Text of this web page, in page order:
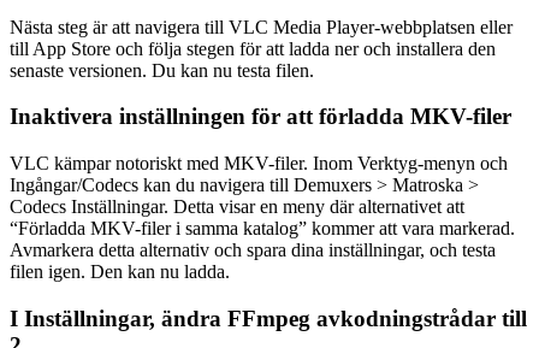
Nästa steg är att navigera till VLC Media Player-webbplatsen eller
till App Store och följa stegen för att ladda ner och installera den
senaste versionen. Du kan nu testa filen.
Inaktivera inställningen för att förladda MKV-filer
VLC kämpar notoriskt med MKV-filer. Inom Verktyg-menyn och
Ingångar/Codecs kan du navigera till Demuxers > Matroska >
Codecs Inställningar. Detta visar en meny där alternativet att
“Förladda MKV-filer i samma katalog” kommer att vara markerad.
Avmarkera detta alternativ och spara dina inställningar, och testa
filen igen. Den kan nu ladda.
I Inställningar, ändra FFmpeg avkodningstrådar till